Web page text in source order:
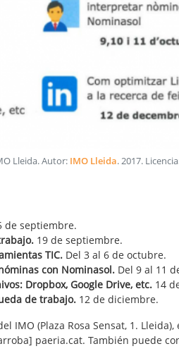
Lleida. Autor: IMO Lleida.2017.
de septiembre.
19 de septiembre.
TIC. Del 3 al 6 de octubre.
con Nominasol. Del 9 al 11
Dropbox, Google Drive, etc. 14
de trabajo. 12 de diciembre.
IMO (Plaza Rosa Sensat, 1.
paeria.cat. También puede